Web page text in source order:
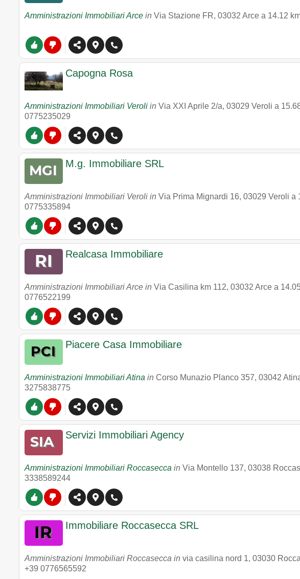
Amministrazioni Immobiliari Arce in Via Stazione FR, 03032 Arce a 14.12
Capogna Rosa
Amministrazioni Immobiliari Veroli in Via XXI Aprile 2/a, 03029 Veroli a
0775235029
M.g. Immobiliare SRL
Amministrazioni Immobiliari Veroli in Via Prima Mignardi 16, 03029 Veroli a
0775335894
Realcasa Immobiliare
Amministrazioni Immobiliari Arce in Via Casilina km 112, 03032 Arce a
0776522199
Piacere Casa Immobiliare
Amministrazioni Immobiliari Atina in Corso Munazio Planco 357, 03042
3275838775
Servizi Immobiliari Agency
Amministrazioni Immobiliari Roccasecca in Via Montello 137, 03038
3338589244
Immobiliare Roccasecca SRL
Amministrazioni Immobiliari Roccasecca in via casilina nord 1, 03030
+39 0776565592